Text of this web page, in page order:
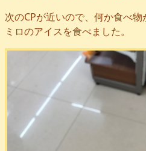
次のCPが近いので、何か食べ
ミロのアイスを食べました。